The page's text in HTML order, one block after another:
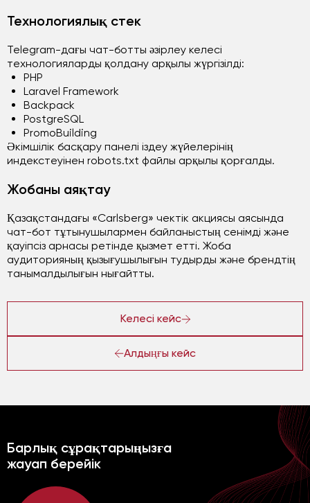
Технологиялық стек
Telegram-дағы чат-ботты әзірлеу келесі
технологияларды қолдану арқылы жүргізілді:
PHP
Laravel Framework
Backpack
PostgreSQL
PromoBuilding
Әкімшілік басқару панелі іздеу жүйелерінің
индекстеуінен robots.txt файлы арқылы қорғалды.
Жобаны аяқтау
Қазақстандағы «Carlsberg» чектік акциясы аясында
чат-бот тұтынушылармен байланыстың сенімді және
қауіпсіз арнасы ретінде қызмет етті. Жоба
аудиторияның қызығушылығын тудырды және брендтің
танымалдылығын нығайтты.
Алдыңғы кейс
Келесі кейс
Барлық сұрақтарыңызға
жауап берейік